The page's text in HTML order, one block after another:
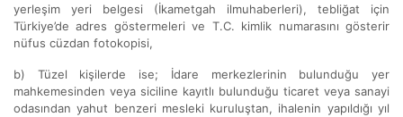
yerleşim yeri belgesi (İkametgah ilmuhaberleri), tebliğat için
Türkiye’de adres göstermeleri ve T.C. kimlik numarasını gösterir
nüfus cüzdan fotokopisi,
b) Tüzel kişilerde ise; İdare merkezlerinin bulunduğu yer
mahkemesinden veya siciline kayıtlı bulunduğu ticaret veya sanayi
odasından yahut benzeri mesleki kuruluştan, ihalenin yapıldığı yıl